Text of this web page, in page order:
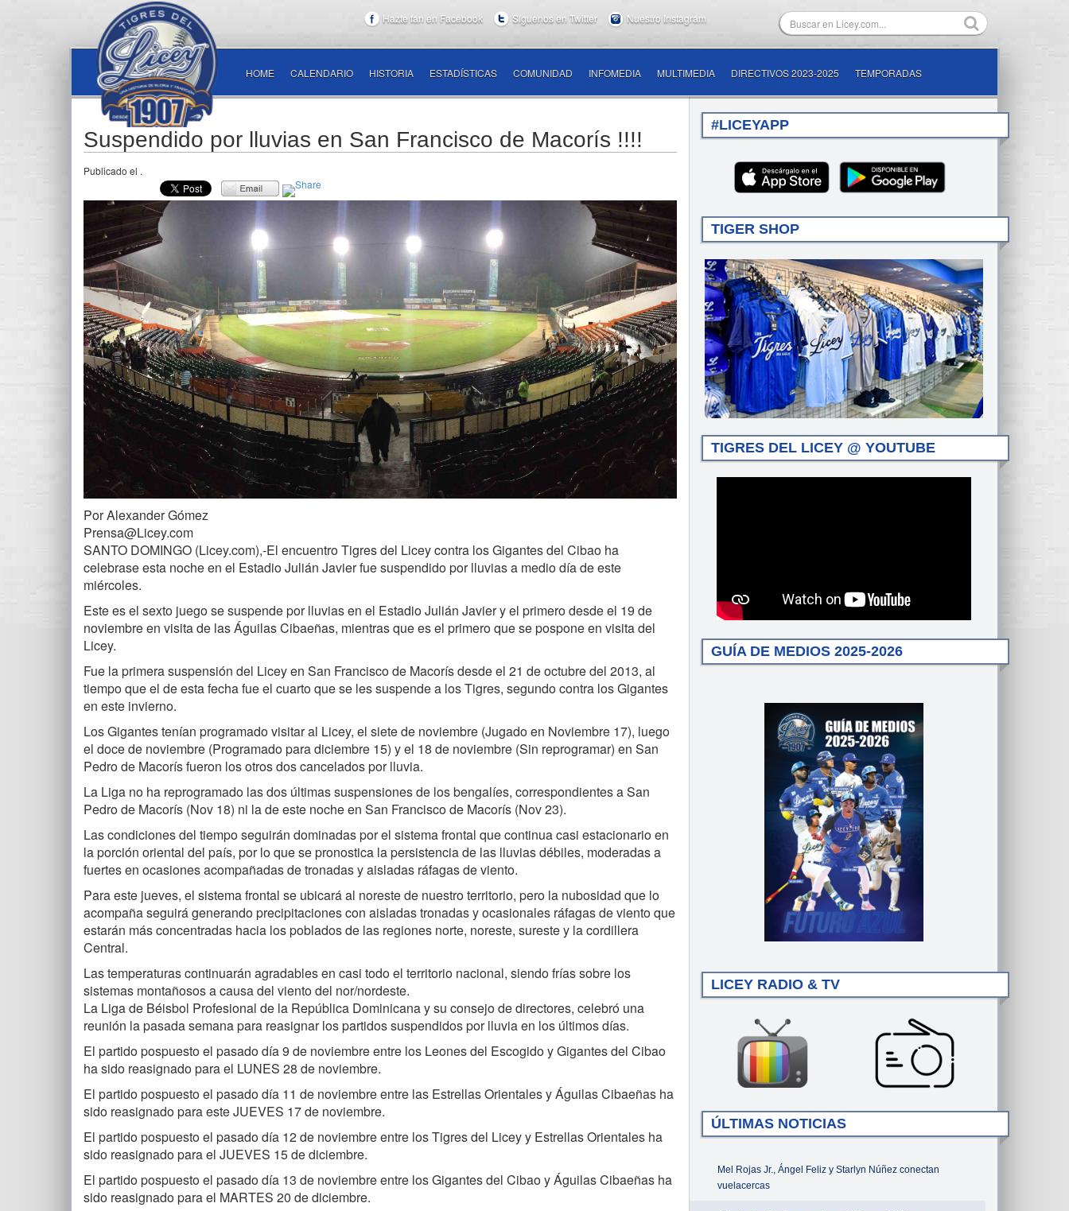
Hazte fan en Facebook Síguenos en Twitter Nuestro Instagram
HOME CALENDARIO HISTORIA ESTADÍSTICAS COMUNIDAD INFOMEDIA MULTIMEDIA DIRECTIVOS 2023-2025 TEMPORADAS
Suspendido por lluvias en San Francisco de Macorís !!!!
Publicado el .
Por Alexander Gómez
Prensa@Licey.com
SANTO DOMINGO (Licey.com),-El encuentro Tigres del Licey contra los Gigantes del Cibao ha
celebrase esta noche en el Estadio Julián Javier fue suspendido por lluvias a medio día de este
miércoles.
Este es el sexto juego se suspende por lluvias en el Estadio Julián Javier y el primero desde el 19 de
noviembre en visita de las Águilas Cibaeñas, mientras que es el primero que se pospone en visita del
Licey.
Fue la primera suspensión del Licey en San Francisco de Macorís desde el 21 de octubre del 2013, al
tiempo que el de esta fecha fue el cuarto que se les suspende a los Tigres, segundo contra los Gigantes
en este invierno.
Los Gigantes tenían programado visitar al Licey, el siete de noviembre (Jugado en Noviembre 17), luego
el doce de noviembre (Programado para diciembre 15) y el 18 de noviembre (Sin reprogramar) en San
Pedro de Macorís fueron los otros dos cancelados por lluvia.
La Liga no ha reprogramado las dos últimas suspensiones de los bengalíes, correspondientes a San
Pedro de Macorís (Nov 18) ni la de este noche en San Francisco de Macorís (Nov 23).
Las condiciones del tiempo seguirán dominadas por el sistema frontal que continua casi estacionario en
la porción oriental del país, por lo que se pronostica la persistencia de las lluvias débiles, moderadas a
fuertes en ocasiones acompañadas de tronadas y aisladas ráfagas de viento.
Para este jueves, el sistema frontal se ubicará al noreste de nuestro territorio, pero la nubosidad que lo
acompaña seguirá generando precipitaciones con aisladas tronadas y ocasionales ráfagas de viento que
estarán más concentradas hacia los poblados de las regiones norte, noreste, sureste y la cordillera
Central.
Las temperaturas continuarán agradables en casi todo el territorio nacional, siendo frías sobre los
sistemas montañosos a causa del viento del nor/nordeste.
La Liga de Béisbol Profesional de la República Dominicana y su consejo de directores, celebró una
reunión la pasada semana para reasignar los partidos suspendidos por lluvia en los últimos días.
El partido pospuesto el pasado día 9 de noviembre entre los Leones del Escogido y Gigantes del Cibao
ha sido reasignado para el LUNES 28 de noviembre.
El partido pospuesto el pasado día 11 de noviembre entre las Estrellas Orientales y Águilas Cibaeñas ha
sido reasignado para este JUEVES 17 de noviembre.
El partido pospuesto el pasado día 12 de noviembre entre los Tigres del Licey y Estrellas Orientales ha
sido reasignado para el JUEVES 15 de diciembre.
El partido pospuesto el pasado día 13 de noviembre entre los Gigantes del Cibao y Águilas Cibaeñas ha
sido reasignado para el MARTES 20 de diciembre.
#LICEYAPP
TIGER SHOP
TIGRES DEL LICEY @ YOUTUBE
GUÍA DE MEDIOS 2025-2026
LICEY RADIO & TV
ÚLTIMAS NOTICIAS
Mel Rojas Jr., Ángel Feliz y Starlyn Núñez conectan
vuelacercas